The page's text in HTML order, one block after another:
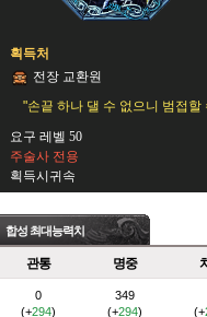
획득처
전장 교환원
"손끝 하나 댈 수 없으니 범접할
요구 레벨 50
주술사 전용
획득시귀속
합성 최대능력치
관통 명중
0
(+294)
349
(+294) (+